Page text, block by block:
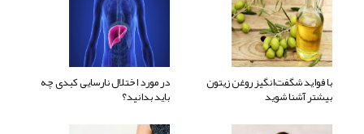
با فواید شگفت‌انگیز روغن زیتون
بیشتر آشنا شوید
در مورد اختلال نارسایی کبدی چه
باید بدانید؟